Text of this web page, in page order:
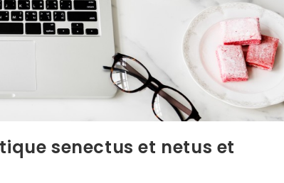
senectus et netus et